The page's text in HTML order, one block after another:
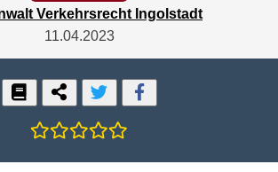
Verkehrsrecht Ingolstadt
11.04.2023